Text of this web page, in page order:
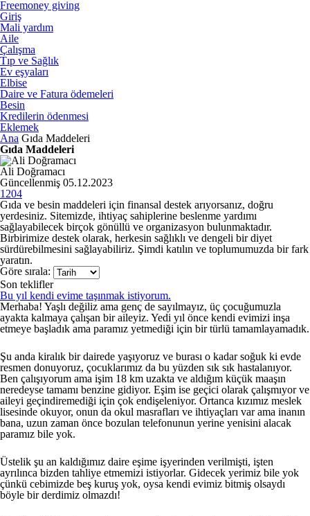
Freemoney giving
Giriş
Mali yardım
Aile
Çalışma
Tıp ve Sağlık
Ev eşyaları
Elbise
Daire ve Fatura ödemeleri
Besin
Kredilerin ödenmesi
Eklemek
Ana Gıda Maddeleri
Gıda Maddeleri
Ali Doğramacı
Güncellenmiş 05.12.2023
1204
Gıda ve besin maddeleri için finansal destek arıyorsanız, doğru
yerdesiniz. Sitemizde, ihtiyaç sahiplerine beslenme yardımı
sağlayabilecek birçok gönüllü ve organizasyon bulunmaktadır.
Birbirimize destek olarak, herkesin sağlıklı ve dengeli bir diyet
sürdürebilmesini sağlayabiliriz. Şimdi katılın ve toplumumuzda bir fark
yaratın.
Göre sırala:
Son teklifler
Bu yıl kendi evime taşınmak istiyorum.
Merhaba! Yaşlı değiliz ama genç de sayılmayız, üç çocuğumuzla
ayakta kalmaya çalışan bir aileyiz. Yedi yıl önce kendi evimizi inşa
etmeye başladık ama paramız yetmediği için bir türlü tamamlayamadık.
Şu anda kiralık bir dairede yaşıyoruz ve burası o kadar soğuk ki evde
resmen donuyoruz, çocuklarımız da bu yüzden sık sık hastalanıyor.
Ben çalışıyorum ama işim 18 km uzakta ve aldığım küçük maaşın
neredeyse tamamı benzine gidiyor. Eşim ise geçici olarak çalışmıyor ve
aileyi geçindiremediği için çok endişeleniyor. Ortanca kızımız meslek
lisesinde okuyor, onun da okul masrafları ve ihtiyaçları var ama inanın
bana, uzun zaman önce bozulan telefonunun yerine yenisini alacak
paramız bile yok.
Üstelik şu an kaldığımız daire eşime işyerinden verilmişti, işten
ayrılınca bizden tahliye etmemizi istiyorlar. Gidecek yerimiz bile yok
çünkü cebimizde beş kuruş yok, oysa kendi evimiz bitmiş olsaydı
böyle bir derdimiz olmazdı!